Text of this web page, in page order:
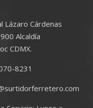
Lázaro Cárdenas
Alcaldía
CDMX.
8231